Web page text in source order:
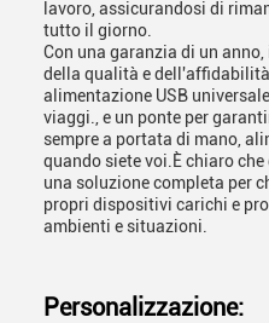
lavoro, assicurandosi di
tutto il giorno.
Con una garanzia di un
della qualità e
alimentazione USB
viaggi., e un ponte per
sempre a portata di mano,
quando siete voi.È chiaro
una soluzione completa per
propri dispositivi carichi e
ambienti e situazioni.
Personalizzazione: